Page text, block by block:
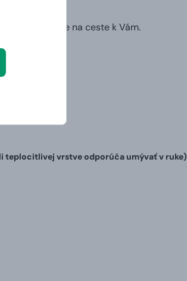
deň už bude na ceste k Vám.
teplocitlivej vrstve odporúča umývať v ruke)